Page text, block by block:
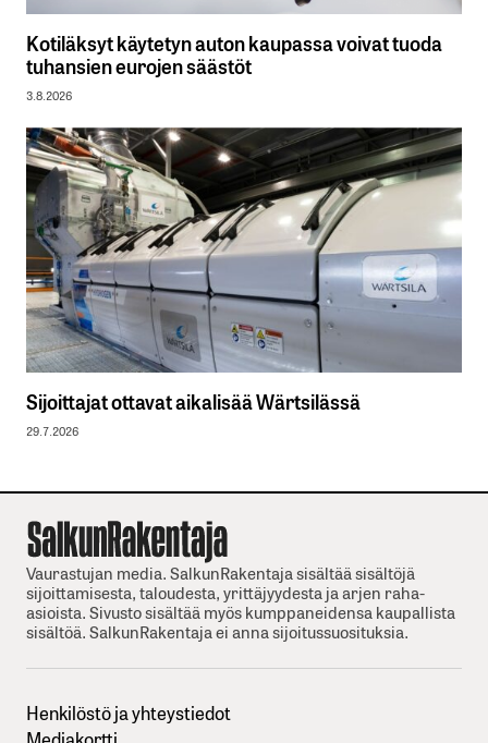
Kotiläksyt käytetyn auton kaupassa voivat tuoda
tuhansien eurojen säästöt
3.8.2026
Sijoittajat ottavat aikalisää Wärtsilässä
29.7.2026
Vaurastujan media. SalkunRakentaja sisältää sisältöjä
sijoittamisesta, taloudesta, yrittäjyydesta ja arjen raha-
asioista. Sivusto sisältää myös kumppaneidensa kaupallista
sisältöä. SalkunRakentaja ei anna sijoitussuosituksia.
Henkilöstö ja yhteystiedot